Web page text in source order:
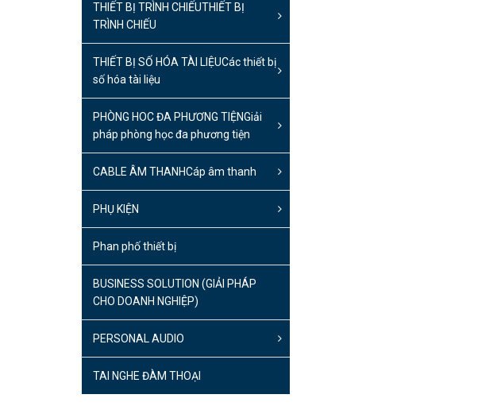
THIẾT BỊ TRÌNH CHIẾUTHIẾT BỊ
TRÌNH CHIẾU
THIẾT BỊ SỐ HÓA TÀI LIỆUCác thiết bị
số hóa tài liệu
PHÒNG HOC ĐA PHƯƠNG TIỆNGiải
pháp phòng học đa phương tiện
CABLE ÂM THANHCáp âm thanh
PHỤ KIỆN
Phan phố thiết bị
BUSINESS SOLUTION (GIẢI PHÁP
CHO DOANH NGHIỆP)
PERSONAL AUDIO
TAI NGHE ĐÀM THOẠI